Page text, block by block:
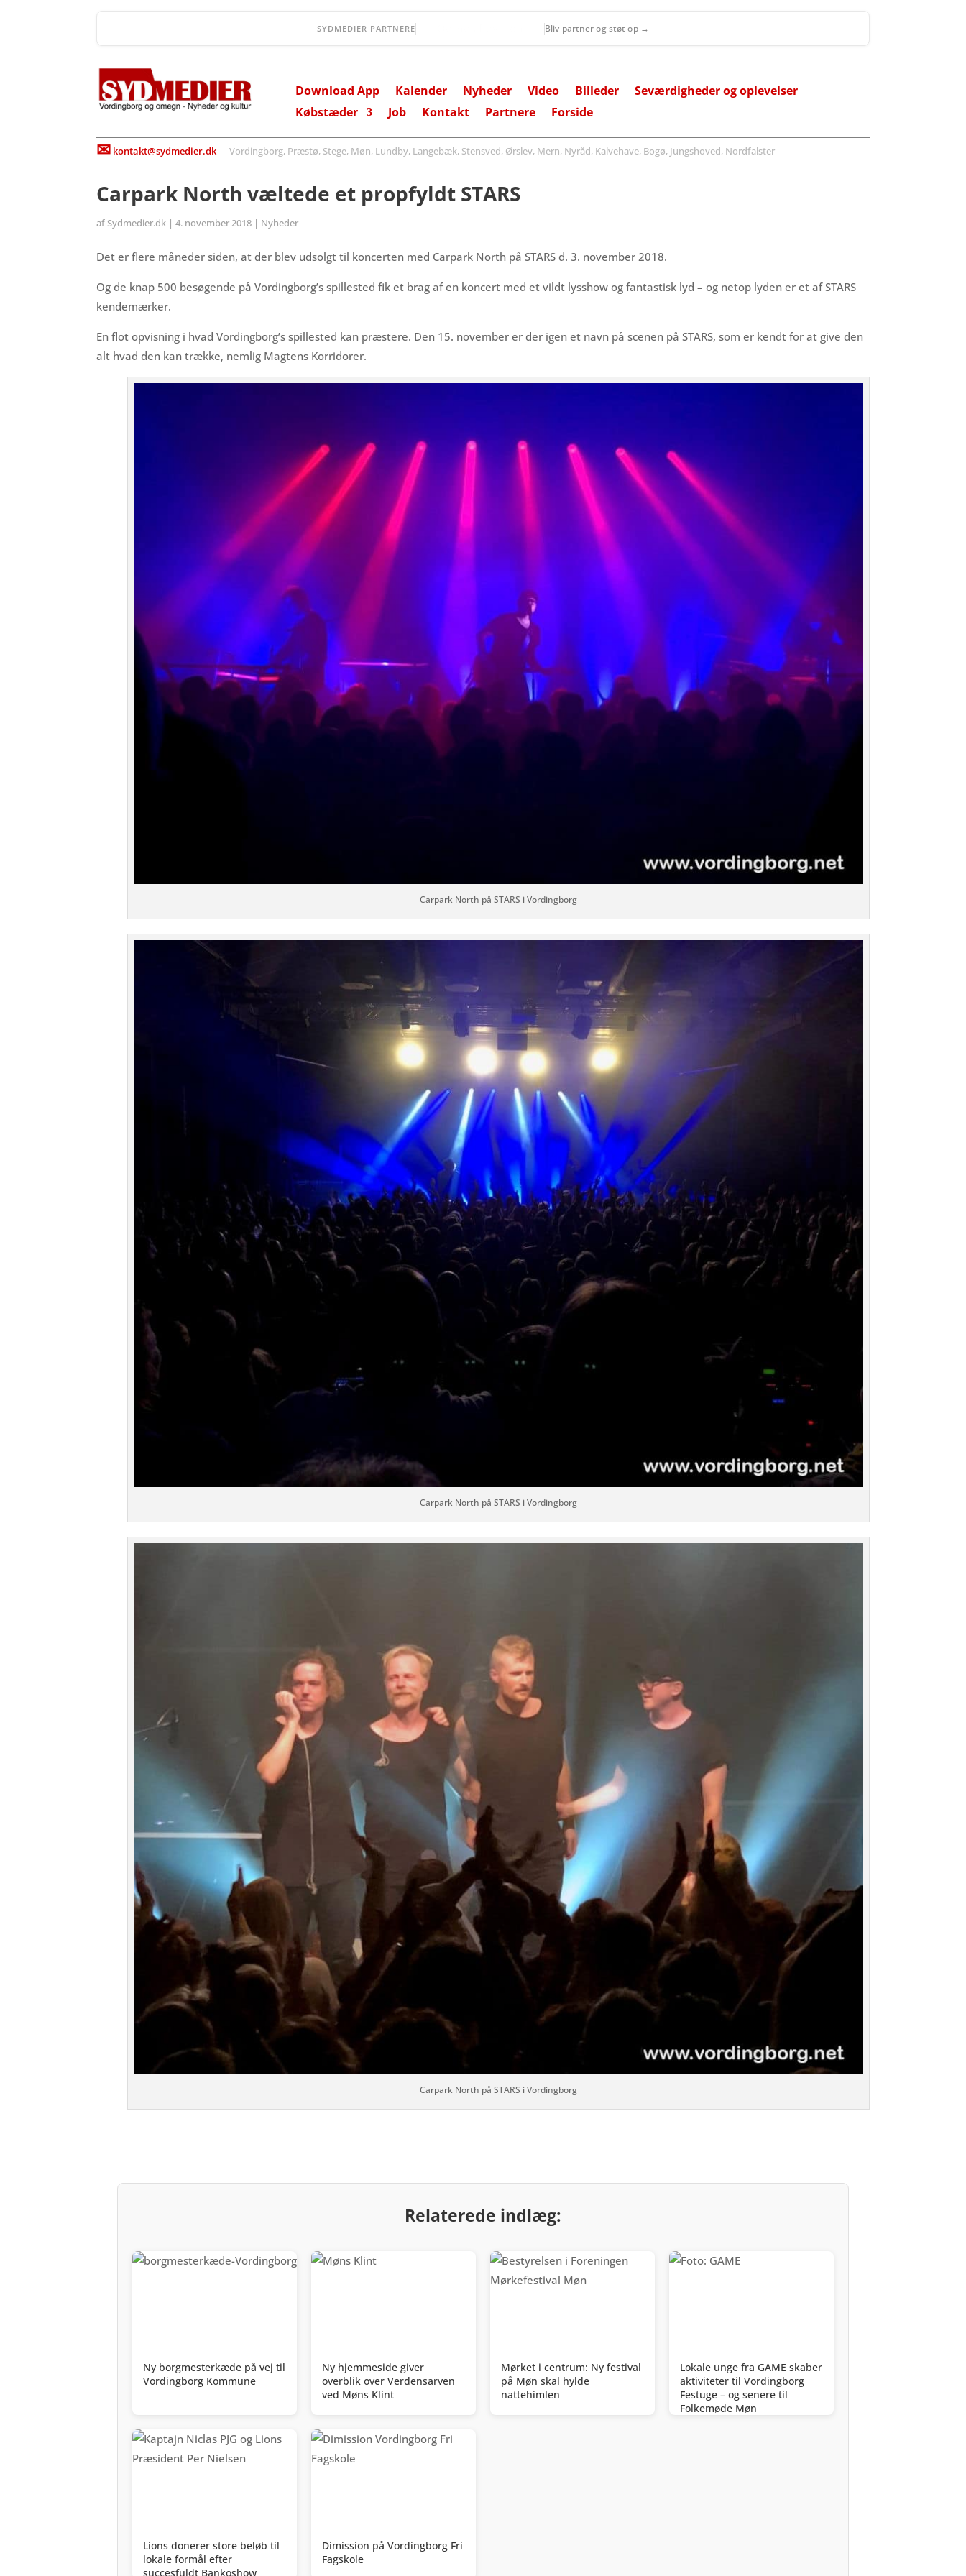
SYDMEDIER PARTNERE Bliv partner og støt op →
Download App Kalender Nyheder Video Billeder
Seværdigheder og oplevelser
Købstæder
Job Kontakt Partnere Forside
✉ kontakt@sydmedier.dkVordingborg, Præstø, Stege, Møn, Lundby, Langebæk, Stensved, Ørslev, Mern, Nyråd, Kalvehave, Bogø, Jungshoved, Nordfalster
Carpark North væltede et propfyldt STARS
af Sydmedier.dk |4. november 2018 | Nyheder
Det er flere måneder siden, at der blev udsolgt til koncerten med Carpark North på STARS d. 3. november 2018.
Og de knap 500 besøgende på Vordingborg’s spillested fik et brag af en koncert med et vildt lysshow og fantastisk lyd – og netop lyden er et af STARS
kendemærker.
En flot opvisning i hvad Vordingborg’s spillested kan præstere. Den 15. november er der igen et navn på scenen på STARS, som er kendt for at give den
alt hvad den kan trække, nemlig Magtens Korridorer.
Carpark North på STARS i Vordingborg
Carpark North på STARS i Vordingborg
Carpark North på STARS i Vordingborg
Relaterede indlæg:
Ny borgmesterkæde på vej til
Vordingborg Kommune
Ny hjemmeside giver
overblik over Verdensarven
ved Møns Klint
Mørket i centrum: Ny festival
på Møn skal hylde
nattehimlen
Lokale unge fra GAME skaber
aktiviteter til Vordingborg
Festuge – og senere til
Folkemøde Møn
Lions donerer store beløb til
lokale formål efter
succesfuldt Bankoshow
Dimission på Vordingborg Fri
Fagskole